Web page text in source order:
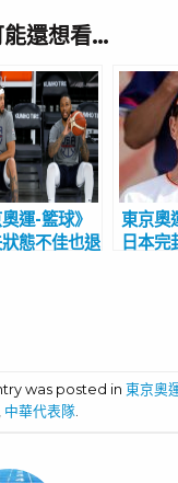
能還想看…
運-籃球》
態不佳也退
東京奧
日本完
was posted in東京奧
, 中華代表隊.